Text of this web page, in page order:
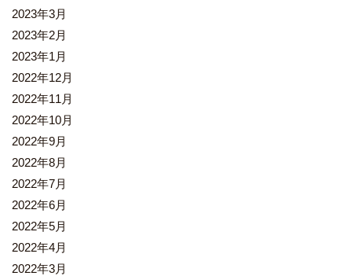
2023年3月
2023年2月
2023年1月
2022年12月
2022年11月
2022年10月
2022年9月
2022年8月
2022年7月
2022年6月
2022年5月
2022年4月
2022年3月